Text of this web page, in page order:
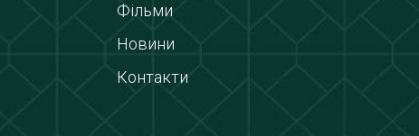
Фільми
Новини
Контакти